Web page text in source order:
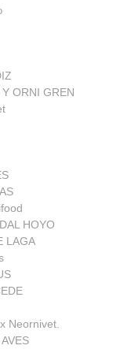
ORNI GREN
HOYO
LAGA
Neornivet.